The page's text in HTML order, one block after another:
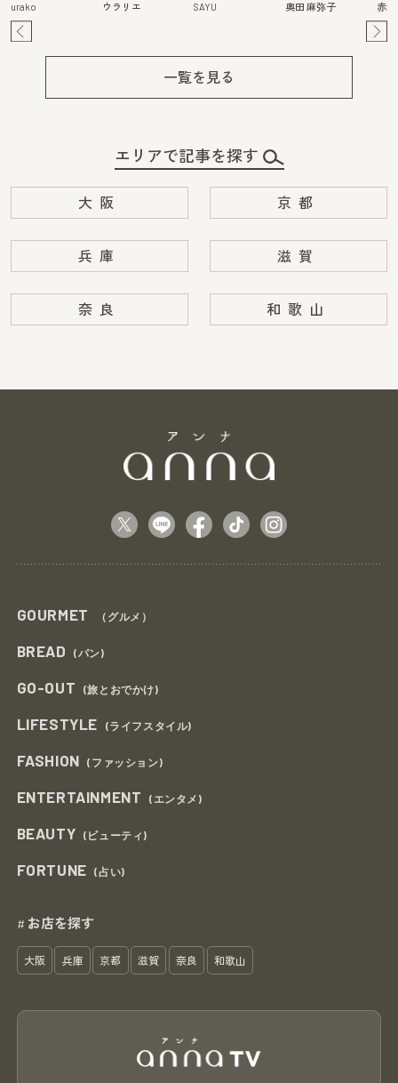
urako ウラリエ SAYU 奥田 麻弥子 赤
一覧を見る
エリアで記事を探す
大阪 京都
兵庫 滋賀
奈良 和歌山
GOURMET （グルメ）
BREAD (パン)
GO-OUT (旅とおでかけ)
LIFESTYLE (ライフスタイル)
FASHION (ファッション)
ENTERTAINMENT (エンタメ)
BEAUTY (ビューティ)
FORTUNE (占い)
# お店を探す
大阪 兵庫 京都 滋賀 奈良 和歌山